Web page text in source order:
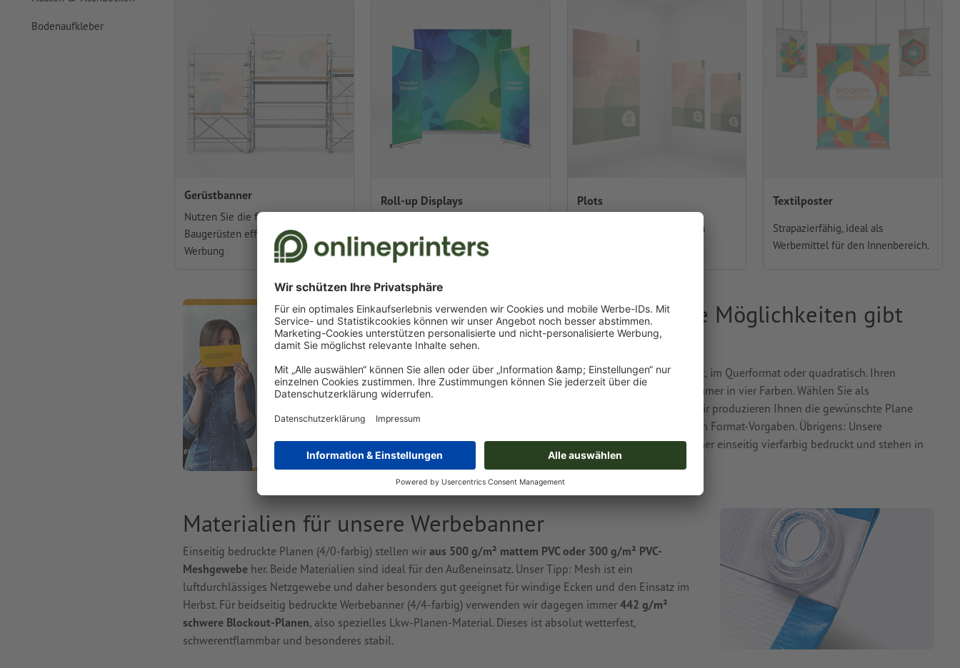
Bodenaufkleber
Gerüstbanner
Nutzen Sie die freien Flächen an
Baugerüsten effektiv für Ihre
Werbung
Roll-up Displays
Präsentationssysteme.
Plots
Großformatige Ausdrucke in
Textilposter
Strapazierfähig, ideal als
Werbemittel für den Innenbereich.
PVC-Planen drucken: Welche Möglichkeiten gibt
es?
Bei uns können Sie PVC-Planen drucken − im Hochformat, im Querformat oder quadratisch. Ihren
Werbebanner bedrucken wir Ihnen ein- oder beidseitig immer in vier Farben. Wählen Sie als
. Wir produzieren Ihnen die gewünschte Plane
dann nach vordefinierten Größen oder Ihren individuellen Format-Vorgaben. Übrigens: Unsere
speziellen Bauzaunbannerund Absperrgitter werden immer einseitig vierfarbig bedruckt und stehen in
der Kategorie Planen, 4/0-farbigzur Auswahl.
Materialien für unsere Werbebanner
Einseitig bedruckte Planen (4/0-farbig) stellen wir aus 500 g/m² mattem PVC oder 300 g/m² PVC-
Meshgewebe her. Beide Materialien sind ideal für den Außeneinsatz. Unser Tipp: Mesh ist ein
luftdurchlässiges Netzgewebe und daher besonders gut geeignet für windige Ecken und den Einsatz im
Herbst. Für beidseitig bedruckte Werbebanner (4/4-farbig) verwenden wir dagegen immer 442 g/m²
schwere Blockout-Planen, also spezielles Lkw-Planen-Material. Dieses ist absolut wetterfest,
schwerentflammbar und besonderes stabil.